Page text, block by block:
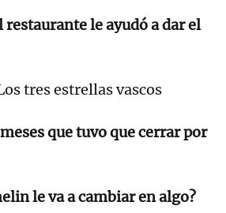
restaurante le ayudó a dar el
tres estrellas vascos
que tuvo que cerrar por
le va a cambiar en algo?